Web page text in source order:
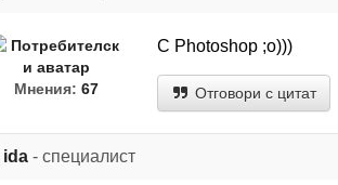
Мнения: 67
С Photoshop ;o)))
Отговори с цитат
ida - специалист